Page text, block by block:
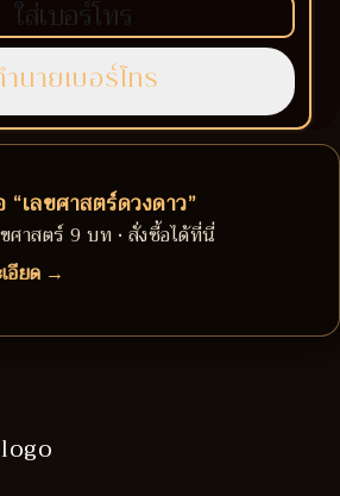
เลขศาสตร์ดวงดาว”
ศาสตร์ 9 บท • สั่งซื้อได้ที่นี่
อียด →